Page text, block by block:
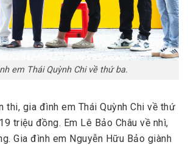
em Thái Quỳnh Chi về thứ ba.
thi, gia đình em Thái Quỳnh Chi về thứ
triệu đồng. Em Lê Bảo Châu về nhì,
Gia đình em Nguyễn Hữu Bảo giành